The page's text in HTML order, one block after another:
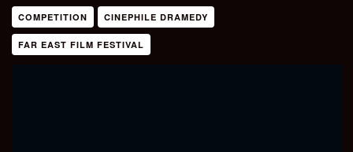
COMPETITION CINEPHILE DRAMEDY
FAR EAST FILM FESTIVAL